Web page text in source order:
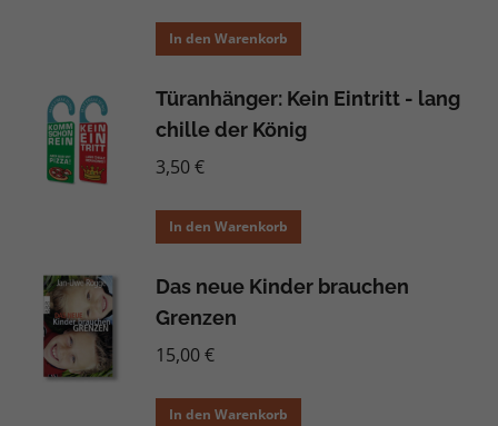
In den Warenkorb
Türanhänger: Kein Eintritt - lang
chille der König
3,50€
In den Warenkorb
Das neue Kinder brauchen
Grenzen
15,00€
In den Warenkorb